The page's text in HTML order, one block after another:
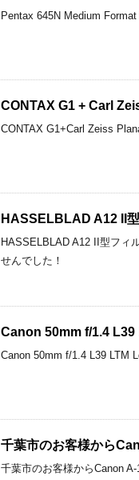
Pentax 645N Medium
CONTAX G1 + Carl
CONTAX G1+Carl Zeiss
HASSELBLAD A12 II
HASSELBLAD A12 II型フィ
せんでした！
Canon 50mm f/1.4 L39
Canon 50mm f/1.4 L39 LTM
千葉市のお客様から
千葉市のお客様からCanon